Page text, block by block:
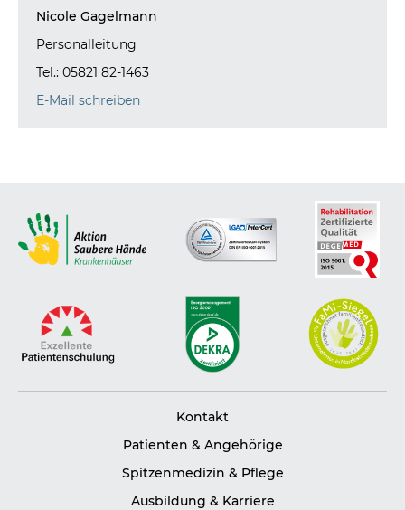
Nicole Gagelmann
Personalleitung
Tel.: 05821 82-1463
E-Mail schreiben
Kontakt
Patienten & Angehörige
Spitzenmedizin & Pflege
Ausbildung & Karriere